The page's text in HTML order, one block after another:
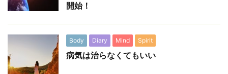
開始！
Body Diary Mind Spirit
病気は治らなくてもいい